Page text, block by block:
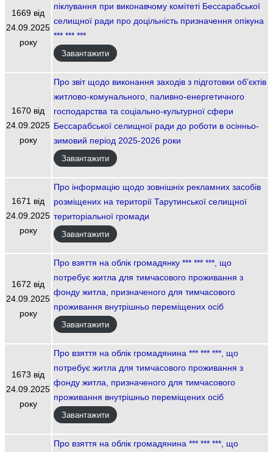
1669 від
24.09.2025
року
піклування при виконавчому комітеті Бессарабської
селищної ради про доцільність призначення опікуна
*** *** ***
Завантажити
1670 від
24.09.2025
року
Про звіт щодо виконання заходів з підготовки об’єктів
житлово-комунального, паливно-енергетичного
господарства та соціально-культурної сфери
Бессарабської селищної ради до роботи в осінньо-
зимовий період 2025-2026 роки
Завантажити
1671 від
24.09.2025
року
Про інформацію щодо зовнішніх рекламних засобів
розміщених на території Тарутинської селищної
територіальної громади
Завантажити
1672 від
24.09.2025
року
Про взяття на облік громадянку *** *** ***, що
потребує житла для тимчасового проживання з
фонду житла, призначеного для тимчасового
проживання внутрішньо переміщених осіб
Завантажити
1673 від
24.09.2025
року
Про взяття на облік громадянина *** *** ***, що
потребує житла для тимчасового проживання з
фонду житла, призначеного для тимчасового
проживання внутрішньо переміщених осіб
Завантажити
Про взяття на облік громадянина *** *** ***, що